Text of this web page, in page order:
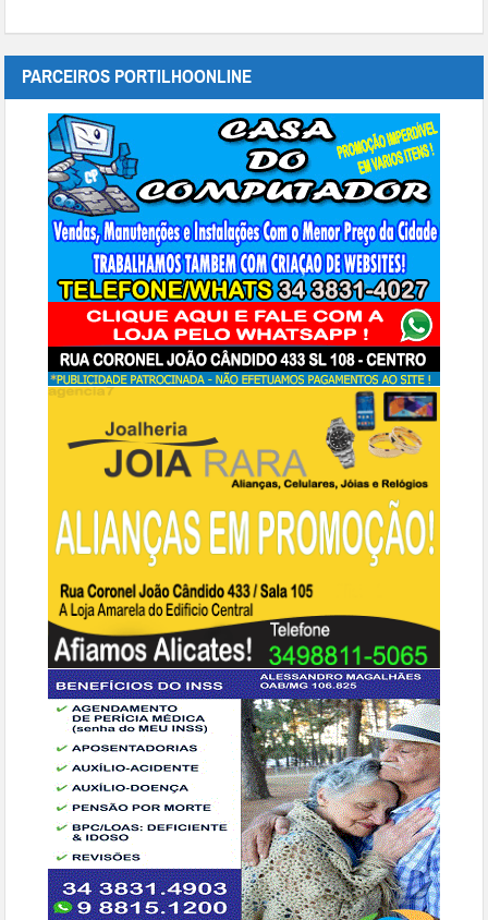
PARCEIROS PORTILHOONLINE